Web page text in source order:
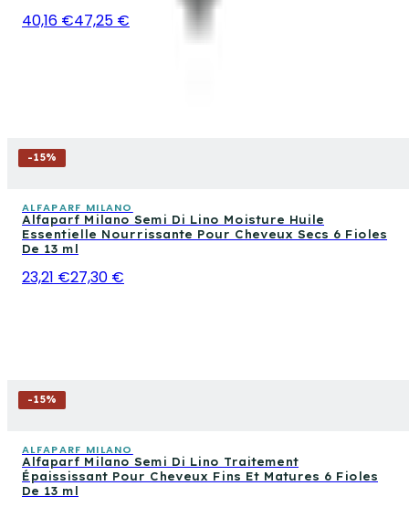
40,16 €47,25 €
-15%
ALFAPARF MILANO
Alfaparf Milano Semi Di Lino Moisture Huile
Essentielle Nourrissante Pour Cheveux Secs 6 Fioles
De 13 ml
23,21 €27,30 €
-15%
ALFAPARF MILANO
Alfaparf Milano Semi Di Lino Traitement
Épaississant Pour Cheveux Fins Et Matures 6 Fioles
De 13 ml